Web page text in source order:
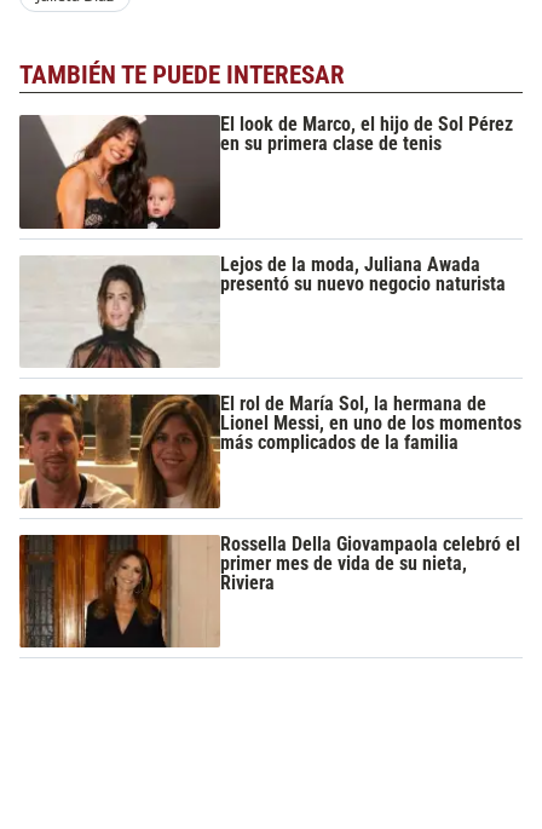
TAMBIÉN TE PUEDE INTERESAR
El look de Marco, el hijo de Sol Pérez
en su primera clase de tenis
Lejos de la moda, Juliana Awada
presentó su nuevo negocio naturista
El rol de María Sol, la hermana de
Lionel Messi, en uno de los momentos
más complicados de la familia
Rossella Della Giovampaola celebró el
primer mes de vida de su nieta,
Riviera